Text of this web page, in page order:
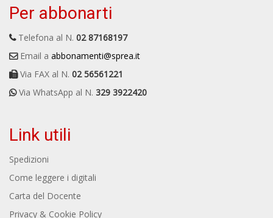
Per abbonarti
Telefona al N. 02 87168197
Email a abbonamenti@sprea.it
Via FAX al N. 02 56561221
Via WhatsApp al N. 329 3922420
Link utili
Spedizioni
Come leggere i digitali
Carta del Docente
Privacy & Cookie Policy